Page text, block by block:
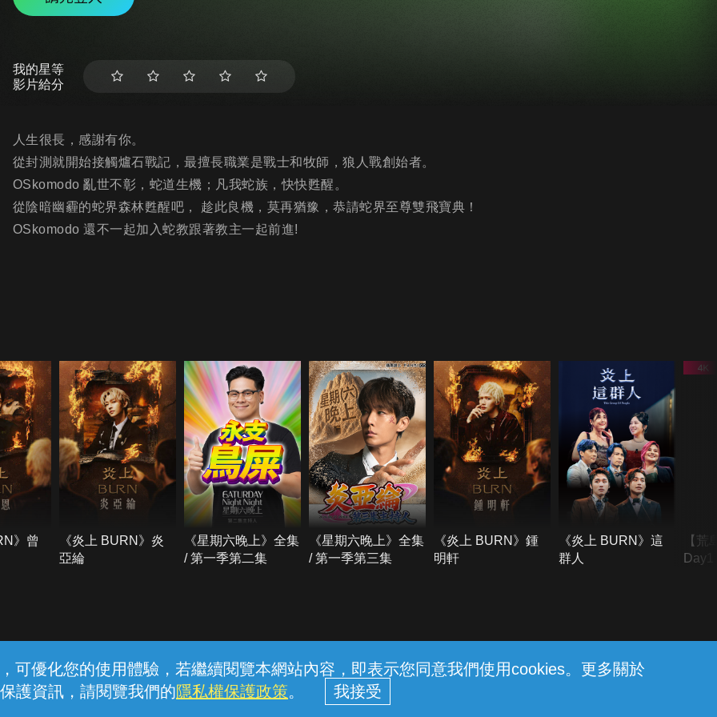
可優化您的使用體驗，若繼續閱覽本網站內容，即表示您同意我們使用cookies。更多關於
護資訊，請閱覽我們的隱私權保護政策。
我的星等
影片給分
人生很長，感謝有你。
從封測就開始接觸爐石戰記，最擅長職業是戰士和牧師，狼人戰創始者。
OSkomodo 亂世不彰，蛇道生機；凡我蛇族，快快甦醒。
從陰暗幽霾的蛇界森林甦醒吧， 趁此良機，莫再猶豫，恭請蛇界至尊雙飛寶典！
OSkomodo 還不一起加入蛇教跟著教主一起前進!
》曾
《炎上 BURN》炎
亞綸
《星期六晚上》全集
/ 第一季第二集
《星期六晚上》全集
/ 第一季第三集
《炎上 BURN》鍾
明軒
《炎上 BURN》這
群人
【荒
線上客服 服務條款 隱私權保護
中華電信股份有限公司個人家庭分公司 (統一編號：96979949) © 2026